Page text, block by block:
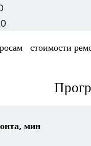
сто­и­мо­сти
мин